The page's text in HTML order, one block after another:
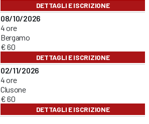
DETTAGLI E ISCRIZIONE
08/10/2026
4 ore
Bergamo
€ 60
DETTAGLI E ISCRIZIONE
02/11/2026
4 ore
Clusone
€ 60
DETTAGLI E ISCRIZIONE